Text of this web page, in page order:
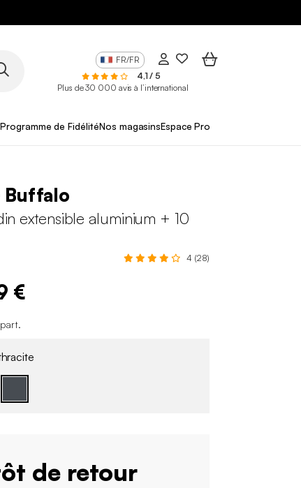
FR/FR
4,1 / 5
Plus de 30 000 avis à l’international
Programme de FidélitéNos magasinsEspace Pro
Buffalo
extensible aluminium + 10
4 (28)
€
.
de retour